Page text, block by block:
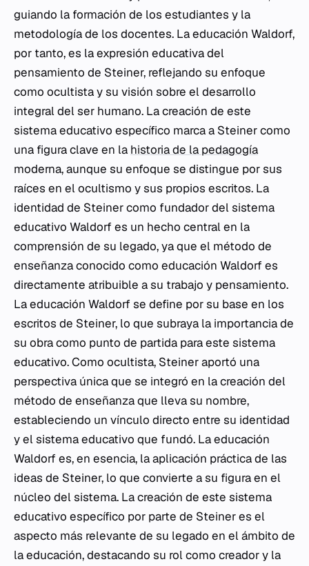
guiando la formación de los estudiantes y la
metodología de los docentes. La educación Waldorf,
por tanto, es la expresión educativa del
pensamiento de Steiner, reflejando su enfoque
como ocultista y su visión sobre el desarrollo
integral del ser humano. La creación de este
sistema educativo específico marca a Steiner como
una figura clave en la historia de la pedagogía
moderna, aunque su enfoque se distingue por sus
raíces en el ocultismo y sus propios escritos. La
identidad de Steiner como fundador del sistema
educativo Waldorf es un hecho central en la
comprensión de su legado, ya que el método de
enseñanza conocido como educación Waldorf es
directamente atribuible a su trabajo y pensamiento.
La educación Waldorf se define por su base en los
escritos de Steiner, lo que subraya la importancia de
su obra como punto de partida para este sistema
educativo. Como ocultista, Steiner aportó una
perspectiva única que se integró en la creación del
método de enseñanza que lleva su nombre,
estableciendo un vínculo directo entre su identidad
y el sistema educativo que fundó. La educación
Waldorf es, en esencia, la aplicación práctica de las
ideas de Steiner, lo que convierte a su figura en el
núcleo del sistema. La creación de este sistema
educativo específico por parte de Steiner es el
aspecto más relevante de su legado en el ámbito de
la educación, destacando su rol como creador y la